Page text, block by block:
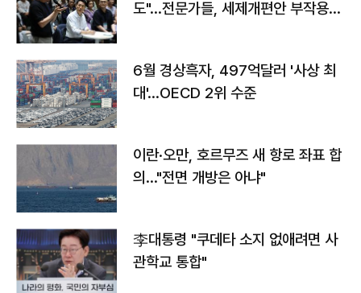
도"…전문가들, 세제개편안 부작용
6월 경상흑자, 497억달러 '사상 최
대'…OECD 2위 수준
이란·오만, 호르무즈 새 항로 좌표 합
의…"전면 개방은 아냐"
李대통령 "쿠데타 소지 없애려면 사
관학교 통합"